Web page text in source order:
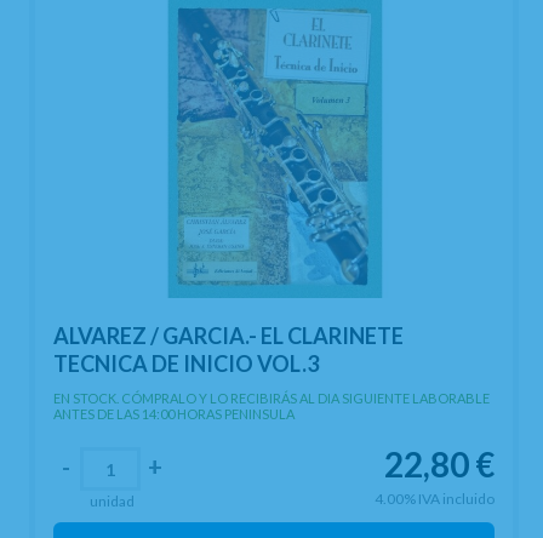
ALVAREZ / GARCIA.- EL CLARINETE
TECNICA DE INICIO VOL.3
EN STOCK. CÓMPRALO Y LO RECIBIRÁS AL DIA SIGUIENTE LABORABLE
ANTES DE LAS 14:00 HORAS PENINSULA
22,80€
4.00% IVA incluido
- +
unidad